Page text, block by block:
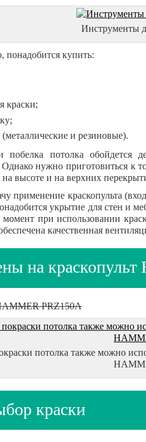
Инструменты
понадобится купить:
краски;
и резиновые).
побелка потолка обойдется
нужно приготовиться к
высоте и на верхних
применение краскопульта
укрытие для стен и
при использовании
качественная
на
PRZ150A
потолка также можно
краски